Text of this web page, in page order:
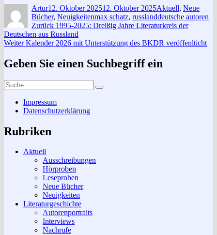
Autor
ArturVeröffentlicht
am
12. Oktober 202512. Oktober 2025Kategorien
Aktuell, Neue
Bücher, NeuigkeitenSchlagwörter
max schatz, russlanddeutsche autoren
Beitragsnavigation
Zurück Vorheriger
Beitrag:
1995-2025: Dreißig Jahre Literaturkreis der
Deutschen aus Russland
Weiter Nächster
Kalender 2026 mit Unterstützung des BKDR veröffenlticht
Geben Sie einen Suchbegriff ein
Suche
nach:
Suchen
Impressum
Datenschutzerklärung
Rubriken
Aktuell
Ausschreibungen
Hörproben
Leseproben
Neue Bücher
Neuigkeiten
Literaturgeschichte
Autorenportraits
Interviews
Nachrufe